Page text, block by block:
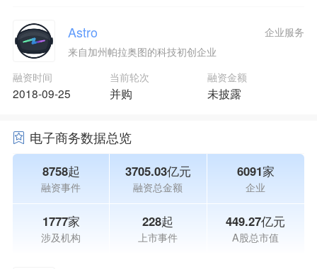
Astro
来自加州帕拉奥图的科技初创企业
企业服务
融资时间
2018-09-25
当前轮次
并购
融资金额
未披露
电子商务数据总览
8758起
融资事件
3705.03亿元
融资总金额
6091家
企业
1777家
涉及机构
228起
上市事件
449.27亿元
A股总市值